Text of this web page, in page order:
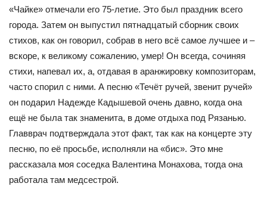
«Чайке» отмечали его 75-летие. Это был праздник всего
города. Затем он выпустил пятнадцатый сборник сво­их
стихов, как он говорил, собрав в него всё самое лучшее и –
вскоре, к великому сожалению, умер! Он всегда, сочиняя
стихи, напевал их, а, отдавая в аранжировку композиторам,
часто спорил с ними. А песню «Течёт ручей, звенит ручей»
он подарил Надежде Кадышевой очень давно, когда она
ещё не была так знаменита, в доме отдыха под Ряза­нью.
Главврач подтверждала этот факт, так как на концерте эту
песню, по её просьбе, исполняли на «бис». Это мне
рассказала моя соседка Ва­лентина Монахова, тогда она
работала там медсестрой.